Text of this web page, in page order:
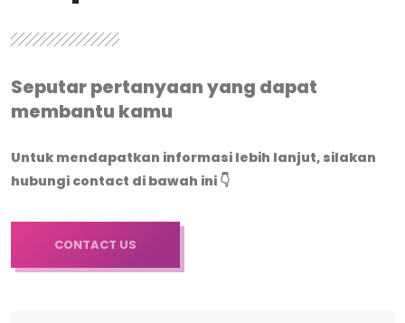
Seputar pertanyaan yang dapat
membantu kamu
Untuk mendapatkan informasi lebih lanjut, silakan
hubungi contact di bawah ini 👇
CONTACT US